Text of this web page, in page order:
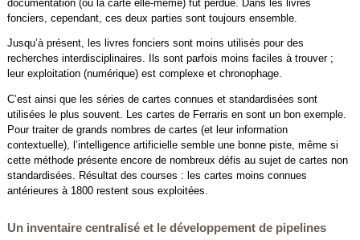
documentation (ou la carte elle-même) fut perdue. Dans les livres
fonciers, cependant, ces deux parties sont toujours ensemble.
Jusqu’à présent, les livres fonciers sont moins utilisés pour des
recherches interdisciplinaires. Ils sont parfois moins faciles à trouver ;
leur exploitation (numérique) est complexe et chronophage.
C’est ainsi que les séries de cartes connues et standardisées sont
utilisées le plus souvent. Les cartes de Ferraris en sont un bon exemple.
Pour traiter de grands nombres de cartes (et leur information
contextuelle), l’intelligence artificielle semble une bonne piste, même si
cette méthode présente encore de nombreux défis au sujet de cartes non
standardisées. Résultat des courses : les cartes moins connues
antérieures à 1800 restent sous exploitées.
Un inventaire centralisé et le développement de pipelines